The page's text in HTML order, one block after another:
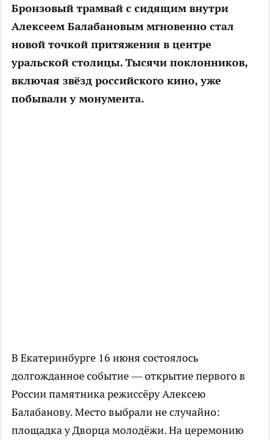
Бронзовый трамвай с сидящим внутри
Алексеем Балабановым мгновенно стал
новой точкой притяжения в центре
уральской столицы. Тысячи поклонников,
включая звёзд российского кино, уже
побывали у монумента.
В Екатеринбурге 16 июня состоялось
долгожданное событие — открытие первого в
России памятника режиссёру Алексею
Балабанову. Место выбрали не случайно:
площадка у Дворца молодёжи. На церемонию